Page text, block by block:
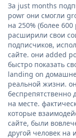
За just months
powr они смогли
на 250% (более
расширили свои
подписчиков,
сайте. они added
быстро показать
landing on
реальной жизни.
беспрепятственно
на месте.
которые
сайте, были
другой человек на